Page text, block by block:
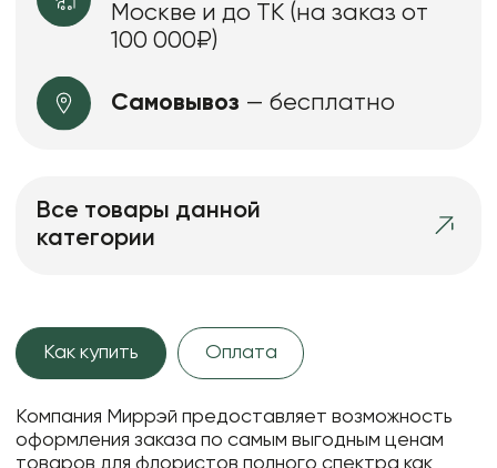
Москве и до ТК (на заказ от
100 000₽)
Самовывоз — бесплатно
Все товары данной
категории
Как купить Оплата
Компания Миррэй предоставляет возможность
оформления заказа по самым выгодным ценам
товаров для флористов полного спектра как